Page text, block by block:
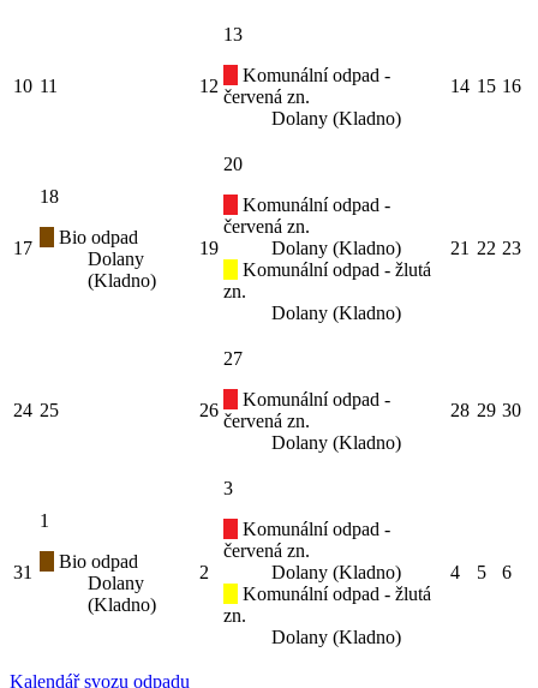
10 11 12
13
Komunální odpad -
červená zn.
Dolany (Kladno)
14 15 16
17
18
Bio odpad
Dolany
(Kladno)
19
20
Komunální odpad -
červená zn.
Dolany (Kladno)
Komunální odpad - žlutá
zn.
Dolany (Kladno)
21 22 23
24 25 26
27
Komunální odpad -
červená zn.
Dolany (Kladno)
28 29 30
31
1
Bio odpad
Dolany
(Kladno)
2
3
Komunální odpad -
červená zn.
Dolany (Kladno)
Komunální odpad - žlutá
zn.
Dolany (Kladno)
4 5 6
Kalendář svozu odpadu